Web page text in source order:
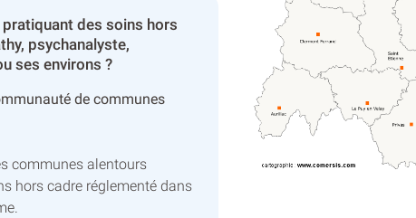
des soins hors
psychanalyste,
ses environs ?
de communes
communes alentours
hors cadre réglementé dans